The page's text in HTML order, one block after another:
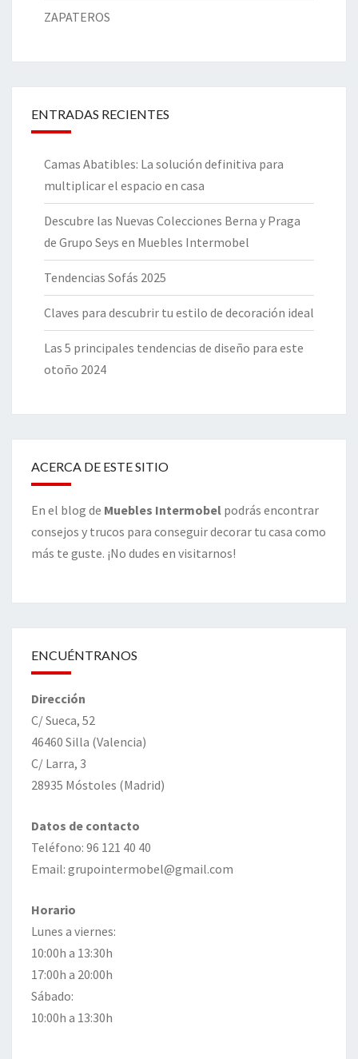
ZAPATEROS
ENTRADAS RECIENTES
Camas Abatibles: La solución definitiva para
multiplicar el espacio en casa
Descubre las Nuevas Colecciones Berna y Praga
de Grupo Seys en Muebles Intermobel
Tendencias Sofás 2025
Claves para descubrir tu estilo de decoración ideal
Las 5 principales tendencias de diseño para este
otoño 2024
ACERCA DE ESTE SITIO
En el blog de Muebles Intermobel podrás encontrar
consejos y trucos para conseguir decorar tu casa como
más te guste. ¡No dudes en visitarnos!
ENCUÉNTRANOS
Dirección
C/ Sueca, 52
46460 Silla (Valencia)
C/ Larra, 3
28935 Móstoles (Madrid)
Datos de contacto
Teléfono: 96 121 40 40
Email: grupointermobel@gmail.com
Horario
Lunes a viernes:
10:00h a 13:30h
17:00h a 20:00h
Sábado:
10:00h a 13:30h